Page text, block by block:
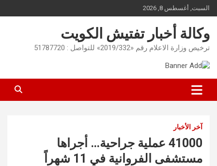
Skip
to
content
السبت, أغسطس 8, 2026
وكالة أخبار تفتيش الكويت
ترخيص وزارة الاعلام رقم «2019/332» للتواصل : 51787720
آخر الأخبار
41000 عملية جراحية… أجراها
مستشفى الفروانية في 11 شهراً